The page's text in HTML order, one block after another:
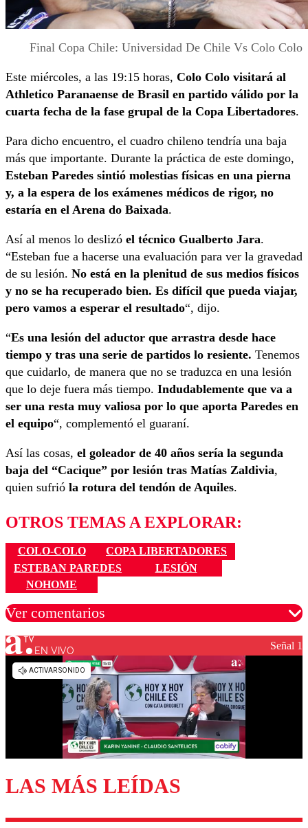
Final Copa Chile: Universidad De Chile Vs Colo Colo
Este miércoles, a las 19:15 horas, Colo Colo visitará al
Athletico Paranaense de Brasil en partido válido por la
cuarta fecha de la fase grupal de la Copa Libertadores.
Para dicho encuentro, el cuadro chileno tendría una baja
más que importante. Durante la práctica de este domingo,
Esteban Paredes sintió molestias físicas en una pierna
y, a la espera de los exámenes médicos de rigor, no
estaría en el Arena do Baixada.
Así al menos lo deslizó el técnico Gualberto Jara.
“Esteban fue a hacerse una evaluación para ver la gravedad
de su lesión. No está en la plenitud de sus medios físicos
y no se ha recuperado bien. Es difícil que pueda viajar,
pero vamos a esperar el resultado“, dijo.
“Es una lesión del aductor que arrastra desde hace
tiempo y tras una serie de partidos lo resiente. Tenemos
que cuidarlo, de manera que no se traduzca en una lesión
que lo deje fuera más tiempo. Indudablemente que va a
ser una resta muy valiosa por lo que aporta Paredes en
el equipo“, complementó el guaraní.
Así las cosas, el goleador de 40 años sería la segunda
baja del “Cacique” por lesión tras Matías Zaldivia,
quien sufrió la rotura del tendón de Aquiles.
OTROS TEMAS A EXPLORAR:
COLO-COLO
COPA LIBERTADORES
ESTEBAN PAREDES
LESIÓN
NOHOME
Ver comentarios
Los comentarios son moderados para garantizar un
diálogo respetuoso.
Enviar comentario
EN VIVO Señal 1
LAS MÁS LEÍDAS